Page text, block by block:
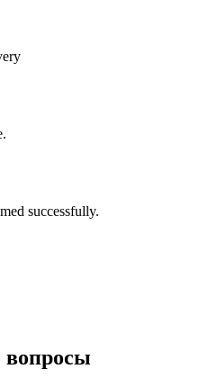
successfully.
вопросы